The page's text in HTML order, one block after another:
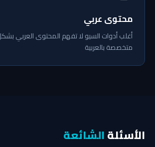
محتوى عربي
أغلب أدوات السيو لا تفهم المحتوى العربي
متخصصة بالعربية
الأسئلةالشائعة